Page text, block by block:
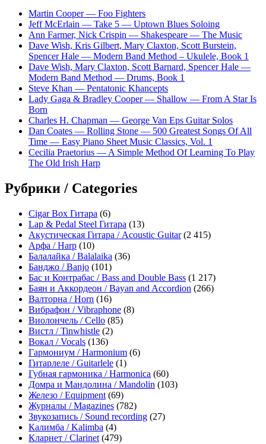
Martin Cooper — Foo Fighters
Jeff McErlain — Take 5 — Uptown Blues Soloing
Ann Farmer, Nick Crispin — Shakespeare — The Music
Dave Wish, Kris Gilbert, Mary Claxton, Scott Burstein,
Spencer Hale — Modern Band Method – Ukulele, Book 1
Dave Wish, Mary Claxton, Scott Barnard, Spencer Hale —
Modern Band Method — Drums, Book 1
Steve Khan — Pentatonic Khancepts
Lady Gaga & Bradley Cooper — Shallow — From A Star Is
Born
Charles H. Chapman — George Van Eps Guitar Solos
Dan Coates — Rolling Stone — 500 Greatest Songs Of All
Time — Easy Piano Sheet Music Classics, Vol. 1
Cecilia Praetorius — A Simple Method Of Learning To Play
The Old Irish Harp
Рубрики / Categories
Cigar Box Гитара (6)
Lap & Pedal Steel Гитара (13)
Акустическая Гитара / Acoustic Guitar(2 415)
Арфа / Harp (10)
Балалайка / Balalaika (36)
Банджо / Banjo (101)
Бас и Контрабас / Bass and Double Bass (1 217)
Баян и Аккордеон / Bayan and Accordion (266)
Валторна / Horn (16)
Вибрафон / Vibraphone (8)
Виолончель / Cello (85)
Вистл / Tinwhistle (2)
Вокал / Vocals (136)
Гармониум / Harmonium (6)
Гитарлеле / Guitarlele (1)
Губная гармоника / Harmonica (60)
Домра и Мандолина / Mandolin (103)
Железо / Equipment (69)
Журналы / Magazines (782)
Звукозапись / Sound recording (27)
Калимба / Kalimba (4)
Кларнет / Clarinet (479)